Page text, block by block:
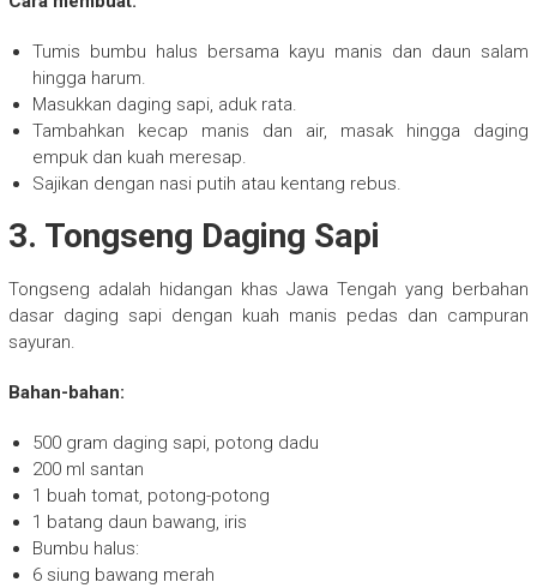
Tumis bumbu halus bersama kayu manis dan daun salam
hingga harum.
Masukkan daging sapi, aduk rata.
Tambahkan kecap manis dan air, masak hingga daging
empuk dan kuah meresap.
Sajikan dengan nasi putih atau kentang rebus.
3. Tongseng Daging Sapi
Tongseng adalah hidangan khas Jawa Tengah yang berbahan
dasar daging sapi dengan kuah manis pedas dan campuran
sayuran.
Bahan-bahan:
500 gram daging sapi, potong dadu
200 ml santan
1 buah tomat, potong-potong
1 batang daun bawang, iris
Bumbu halus:
6 siung bawang merah